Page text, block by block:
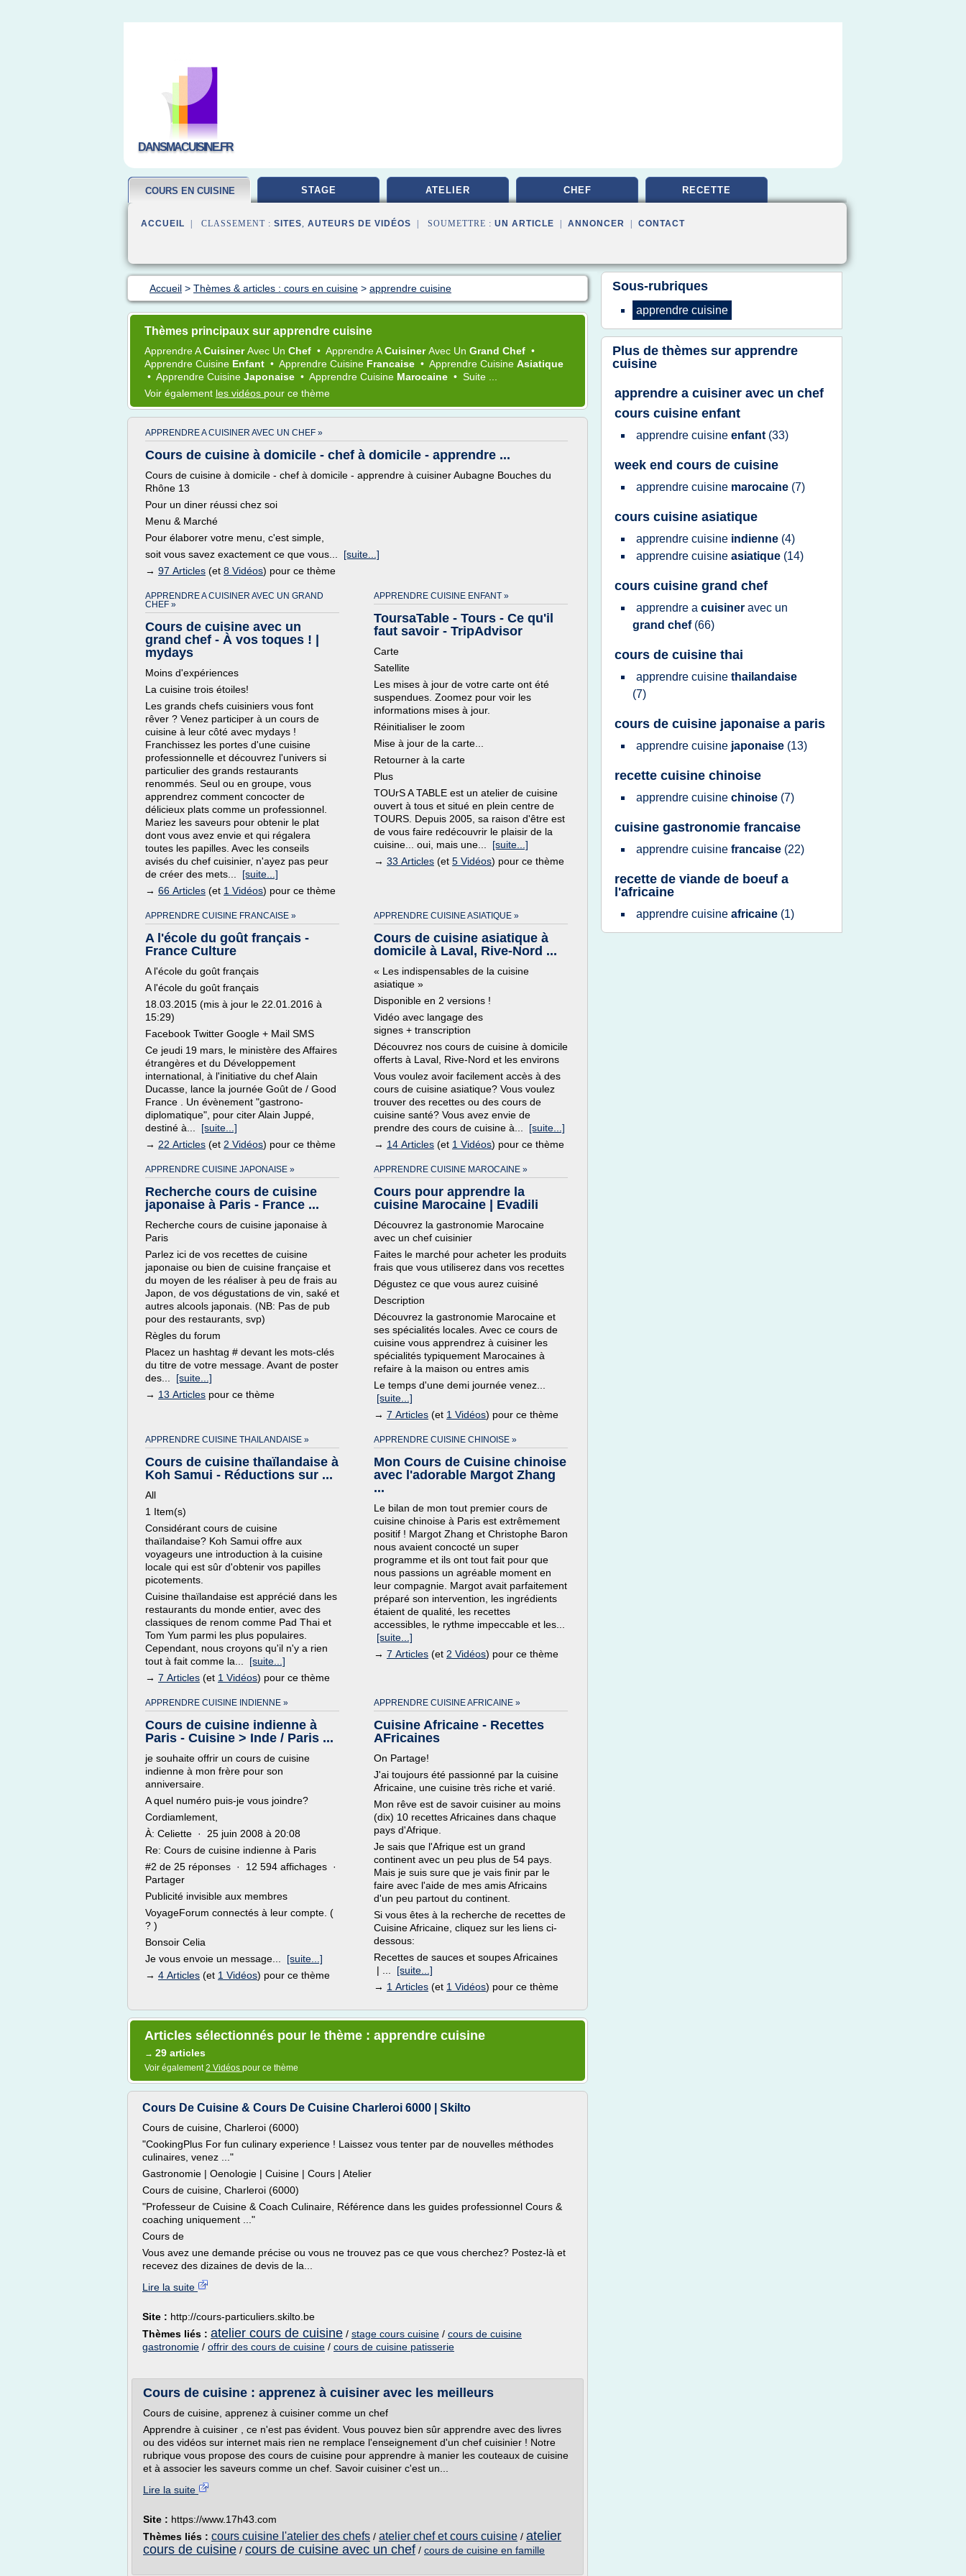
DANSMACUISINE.FR
COURS EN CUISINE STAGE ATELIER CHEF RECETTE
ACCUEIL | CLASSEMENT : SITES, AUTEURS DE VIDÉOS | SOUMETTRE : UN ARTICLE ANNONCER CONTACT
Accueil > Thèmes & articles : cours en cuisine > apprendre cuisine
Thèmes principaux sur apprendre cuisine
ApprendreACuisinerAvec Un Chef • ApprendreACuisinerAvec Un Grand Chef •
Apprendre Cuisine Enfant • Apprendre Cuisine Francaise • Apprendre Cuisine Asiatique
• Apprendre Cuisine Japonaise • Apprendre Cuisine Marocaine • Suite ...
Voir également les vidéos pour ce thème
APPRENDRE A CUISINER AVEC UN CHEF »
Cours de cuisine à domicile - chef à domicile - apprendre ...
Cours de cuisine à domicile - chef à domicile - apprendre à cuisiner Aubagne Bouches du
Rhône 13
Pour un diner réussi chez soi
Menu & Marché
Pour élaborer votre menu, c'est simple,
soit vous savez exactement ce que vous... [suite...]
→ 97 Articles (et 8 Vidéos) pour ce thème
APPRENDRE A CUISINER AVEC UN GRAND
CHEF »
Cours de cuisine avec un
grand chef - À vos toques ! |
mydays
Moins d'expériences
La cuisine trois étoiles!
Les grands chefs cuisiniers vous font
rêver ? Venez participer à un cours de
cuisine à leur côté avec mydays !
Franchissez les portes d'une cuisine
professionnelle et découvrez l'univers si
particulier des grands restaurants
renommés. Seul ou en groupe, vous
apprendrez comment concocter de
délicieux plats comme un professionnel.
Mariez les saveurs pour obtenir le plat
dont vous avez envie et qui régalera
toutes les papilles. Avec les conseils
avisés du chef cuisinier, n'ayez pas peur
de créer des mets... [suite...]
→ 66 Articles (et 1 Vidéos) pour ce thème
APPRENDRE CUISINE ENFANT »
ToursaTable - Tours - Ce qu'il
faut savoir - TripAdvisor
Carte
Satellite
Les mises à jour de votre carte ont été
suspendues. Zoomez pour voir les
informations mises à jour.
Réinitialiser le zoom
Mise à jour de la carte...
Retourner à la carte
Plus
TOUrS A TABLE est un atelier de cuisine
ouvert à tous et situé en plein centre de
TOURS. Depuis 2005, sa raison d'être est
de vous faire redécouvrir le plaisir de la
cuisine... oui, mais une... [suite...]
→ 33 Articles (et 5 Vidéos) pour ce thème
APPRENDRE CUISINE FRANCAISE »
A l'école du goût français -
France Culture
A l'école du goût français
A l'école du goût français
18.03.2015 (mis à jour le 22.01.2016 à
15:29)
Facebook Twitter Google + Mail SMS
Ce jeudi 19 mars, le ministère des Affaires
étrangères et du Développement
international, à l'initiative du chef Alain
Ducasse, lance la journée Goût de / Good
France . Un évènement "gastrono-
diplomatique", pour citer Alain Juppé,
destiné à... [suite...]
→ 22 Articles (et 2 Vidéos) pour ce thème
APPRENDRE CUISINE ASIATIQUE »
Cours de cuisine asiatique à
domicile à Laval, Rive-Nord ...
« Les indispensables de la cuisine
asiatique »
Disponible en 2 versions !
Vidéo avec langage des
signes + transcription
Découvrez nos cours de cuisine à domicile
offerts à Laval, Rive-Nord et les environs
Vous voulez avoir facilement accès à des
cours de cuisine asiatique? Vous voulez
trouver des recettes ou des cours de
cuisine santé? Vous avez envie de
prendre des cours de cuisine à... [suite...]
→ 14 Articles (et 1 Vidéos) pour ce thème
APPRENDRE CUISINE JAPONAISE »
Recherche cours de cuisine
japonaise à Paris - France ...
Recherche cours de cuisine japonaise à
Paris
Parlez ici de vos recettes de cuisine
japonaise ou bien de cuisine française et
du moyen de les réaliser à peu de frais au
Japon, de vos dégustations de vin, saké et
autres alcools japonais. (NB: Pas de pub
pour des restaurants, svp)
Règles du forum
Placez un hashtag # devant les mots-clés
du titre de votre message. Avant de poster
des... [suite...]
→ 13 Articles pour ce thème
APPRENDRE CUISINE MAROCAINE »
Cours pour apprendre la
cuisine Marocaine | Evadili
Découvrez la gastronomie Marocaine
avec un chef cuisinier
Faites le marché pour acheter les produits
frais que vous utiliserez dans vos recettes
Dégustez ce que vous aurez cuisiné
Description
Découvrez la gastronomie Marocaine et
ses spécialités locales. Avec ce cours de
cuisine vous apprendrez à cuisiner les
spécialités typiquement Marocaines à
refaire à la maison ou entres amis
Le temps d'une demi journée venez...
[suite...]
→ 7 Articles (et 1 Vidéos) pour ce thème
APPRENDRE CUISINE THAILANDAISE »
Cours de cuisine thaïlandaise à
Koh Samui - Réductions sur ...
All
1 Item(s)
Considérant cours de cuisine
thaïlandaise? Koh Samui offre aux
voyageurs une introduction à la cuisine
locale qui est sûr d'obtenir vos papilles
picotements.
Cuisine thaïlandaise est apprécié dans les
restaurants du monde entier, avec des
classiques de renom comme Pad Thai et
Tom Yum parmi les plus populaires.
Cependant, nous croyons qu'il n'y a rien
tout à fait comme la... [suite...]
→ 7 Articles (et 1 Vidéos) pour ce thème
APPRENDRE CUISINE CHINOISE »
Mon Cours de Cuisine chinoise
avec l'adorable Margot Zhang
...
Le bilan de mon tout premier cours de
cuisine chinoise à Paris est extrêmement
positif ! Margot Zhang et Christophe Baron
nous avaient concocté un super
programme et ils ont tout fait pour que
nous passions un agréable moment en
leur compagnie. Margot avait parfaitement
préparé son intervention, les ingrédients
étaient de qualité, les recettes
accessibles, le rythme impeccable et les...
[suite...]
→ 7 Articles (et 2 Vidéos) pour ce thème
APPRENDRE CUISINE INDIENNE »
Cours de cuisine indienne à
Paris - Cuisine > Inde / Paris ...
je souhaite offrir un cours de cuisine
indienne à mon frère pour son
anniversaire.
A quel numéro puis-je vous joindre?
Cordiamlement,
À: Celiette · 25 juin 2008 à 20:08
Re: Cours de cuisine indienne à Paris
#2 de 25 réponses · 12 594 affichages ·
Partager
Publicité invisible aux membres
VoyageForum connectés à leur compte. (
? )
Bonsoir Celia
Je vous envoie un message... [suite...]
→ 4 Articles (et 1 Vidéos) pour ce thème
APPRENDRE CUISINE AFRICAINE »
Cuisine Africaine - Recettes
AFricaines
On Partage!
J'ai toujours été passionné par la cuisine
Africaine, une cuisine très riche et varié.
Mon rêve est de savoir cuisiner au moins
(dix) 10 recettes Africaines dans chaque
pays d'Afrique.
Je sais que l'Afrique est un grand
continent avec un peu plus de 54 pays.
Mais je suis sure que je vais finir par le
faire avec l'aide de mes amis Africains
d'un peu partout du continent.
Si vous êtes à la recherche de recettes de
Cuisine Africaine, cliquez sur les liens ci-
dessous:
Recettes de sauces et soupes Africaines
| ... [suite...]
→ 1 Articles (et 1 Vidéos) pour ce thème
Articles sélectionnés pour le thème : apprendre cuisine
→ 29 articles
Voir également2 Vidéos pour ce thème
Cours De Cuisine & Cours De Cuisine Charleroi 6000 | Skilto
Cours de cuisine, Charleroi (6000)
"CookingPlus For fun culinary experience ! Laissez vous tenter par de nouvelles méthodes
culinaires, venez ..."
Gastronomie | Oenologie | Cuisine | Cours | Atelier
Cours de cuisine, Charleroi (6000)
"Professeur de Cuisine & Coach Culinaire, Référence dans les guides professionnel Cours &
coaching uniquement ..."
Cours de
Vous avez une demande précise ou vous ne trouvez pas ce que vous cherchez? Postez-là et
recevez des dizaines de devis de la...
Lire la suite
Site : http://cours-particuliers.skilto.be
Thèmes liés : atelier cours de cuisine / stage cours cuisine / cours de cuisine
gastronomie / offrir des cours de cuisine / cours de cuisine patisserie
Cours de cuisine : apprenez à cuisiner avec les meilleurs
Cours de cuisine, apprenez à cuisiner comme un chef
Apprendre à cuisiner , ce n'est pas évident. Vous pouvez bien sûr apprendre avec des livres
ou des vidéos sur internet mais rien ne remplace l'enseignement d'un chef cuisinier ! Notre
rubrique vous propose des cours de cuisine pour apprendre à manier les couteaux de cuisine
et à associer les saveurs comme un chef. Savoir cuisiner c'est un...
Lire la suite
Site : https://www.17h43.com
Thèmes liés : cours cuisine l'atelier des chefs / atelier chef et cours cuisine / atelier
cours de cuisine / cours de cuisine avec un chef / cours de cuisine en famille
Sous-rubriques
apprendre cuisine
Plus de thèmes sur apprendre
cuisine
apprendre a cuisiner avec un chef
cours cuisine enfant
apprendre cuisine enfant (33)
week end cours de cuisine
apprendre cuisine marocaine (7)
cours cuisine asiatique
apprendre cuisine indienne (4)
apprendre cuisine asiatique (14)
cours cuisine grand chef
apprendre a cuisiner avec un
grand chef (66)
cours de cuisine thai
apprendre cuisine thailandaise
(7)
cours de cuisine japonaise a paris
apprendre cuisine japonaise (13)
recette cuisine chinoise
apprendre cuisine chinoise (7)
cuisine gastronomie francaise
apprendre cuisine francaise (22)
recette de viande de boeuf a
l'africaine
apprendre cuisine africaine (1)